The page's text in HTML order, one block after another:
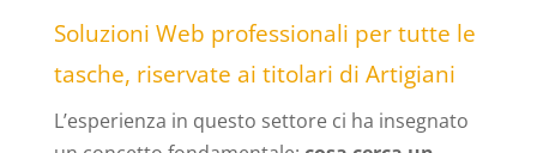
Soluzioni Web professionali per tutte le
tasche, riservate ai titolari di Artigiani
L’esperienza in questo settore ci ha insegnato